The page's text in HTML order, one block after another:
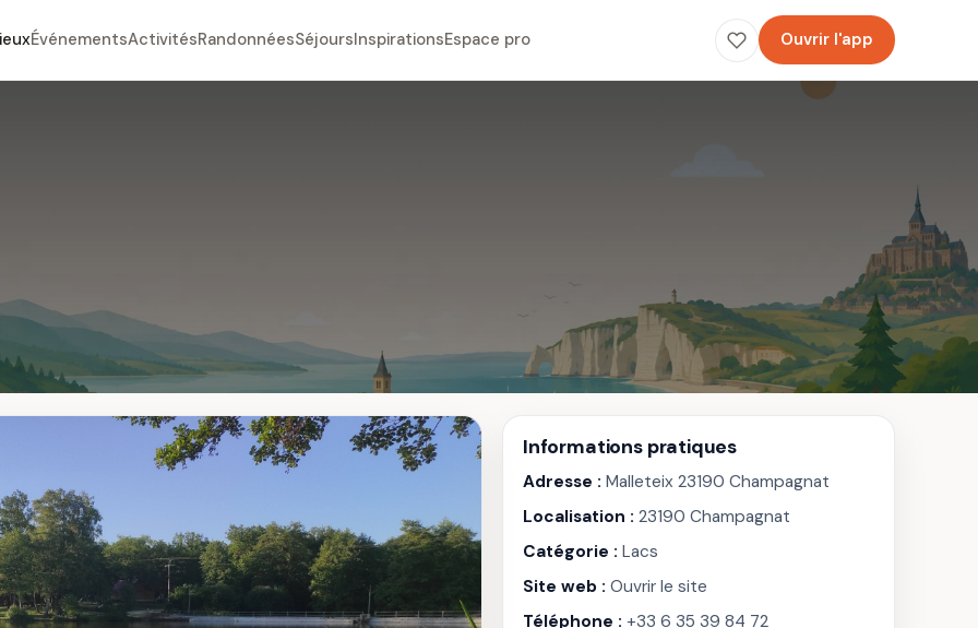
ÉvénementsActivitésRandonnéesSéjoursInspirationsEspace pro Ouvrir l'app
Informations pratiques
Adresse : Malleteix 23190 Champagnat
Localisation : 23190 Champagnat
Catégorie : Lacs
Site web : Ouvrir le site
Téléphone : +33 6 35 39 84 72